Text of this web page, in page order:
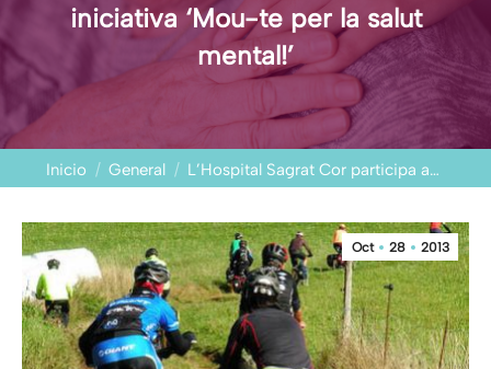
iniciativa ‘Mou-te per la salut
mental!’
Estás aquí:
Inicio General L’Hospital Sagrat Cor participa a…
Oct 28 2013